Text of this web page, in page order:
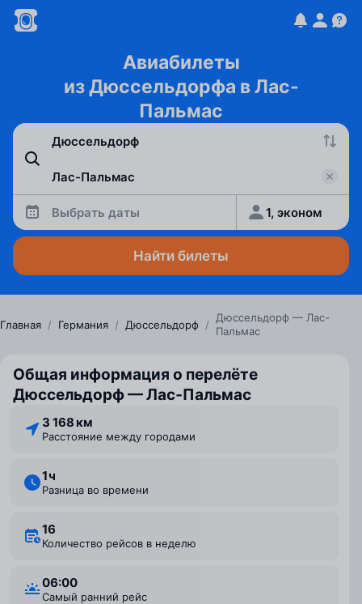
Авиабилеты
из Дюссельдорфа в Лас-
Пальмас
Выбрать даты 1, эконом
Найти билеты
Главная / Германия / Дюссельдорф /
Дюссельдорф — Лас-
Пальмас
Общая информация о перелёте
Дюссельдорф — Лас‑Пальмас
3 168 км
Расстояние между городами
1 ⁠ч
Разница во времени
16
Количество рейсов в неделю
06:00
Самый ранний рейс